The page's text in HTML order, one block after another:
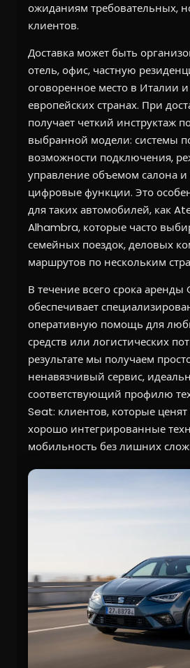
ожиданиям требовательных,
клиентов.
Доставка может быть
отель, офис, частную
оговоренное место в Италии
европейских странах. При
получает четкий инструктаж
выбранной модели: системы
возможности подключения,
управление объемом салона
цифровые функции. Это
для таких автомобилей, как
Alhambra, которые часто
семейных поездок, деловых
маршрутов по нескольким
В течение всего срока аренды
обеспечивает
оперативную помощь для
средств или логистических
результате мы получаем
ненавязчивый сервис,
соответствующий профилю
Seat: клиентов, которые ценят
хорошо интегрированные
мобильность без лишних